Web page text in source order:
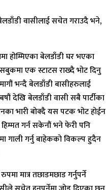
वासीलाई सचेत गराउदै भने,
होम्मिएका बेलडाँडी घर भएका
एक स्टाटस राख्दै भोट दिनु
भन्दै बेलडाँडी बासीहरुलाई
देखि बेलडाँडी वासी सबै पार्टीका
भारी बोक्दै यस पटक भोट होईन
हिम्मत गर्न सकेनौं भने फेरी पनि
गाली गर्नु बाहेकको विकल्प हुदैन
मात्र तछाडमछाड गर्नुपर्ने